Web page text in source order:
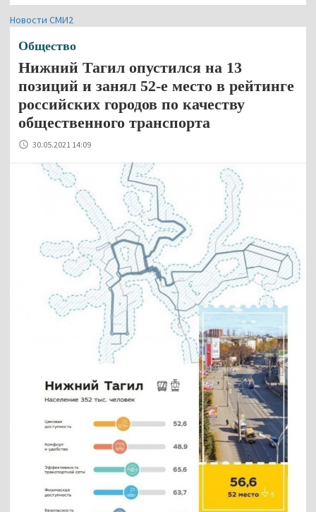
Новости СМИ2
Общество
Нижний Тагил опустился на 13
позиций и занял 52-e место в рейтинге
российских городов по качеству
общественного транспорта
30.05.2021 14:09